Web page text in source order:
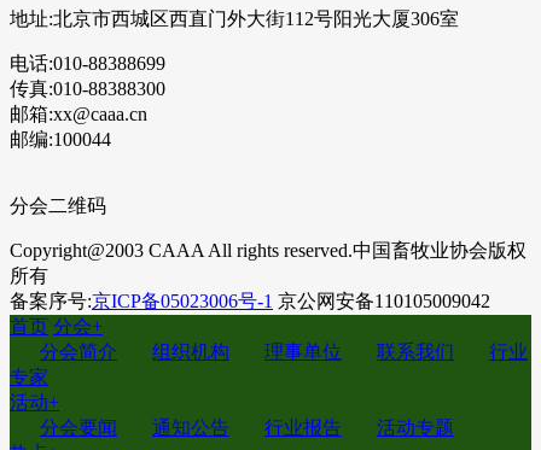
地址:北京市西城区西直门外大街112号阳光大厦306室
电话:010-88388699
传真:010-88388300
邮箱:xx@caaa.cn
邮编:100044
分会二维码
Copyright@2003 CAAA All rights reserved.中国畜牧业协会版权
所有
备案序号:京ICP备05023006号-1 京公网安备110105009042
首页 分会+
分会简介
组织机构 理事单位 联系我们
行业
专家
活动+
分会要闻
通知公告 行业报告
活动专题